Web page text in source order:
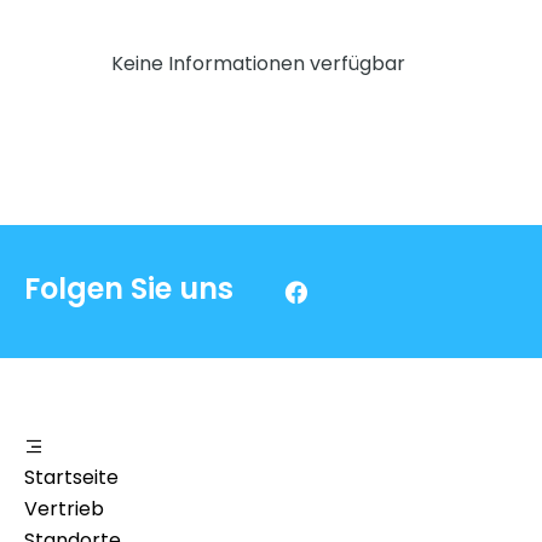
Keine Informationen verfügbar
Folgen Sie uns
Startseite
Vertrieb